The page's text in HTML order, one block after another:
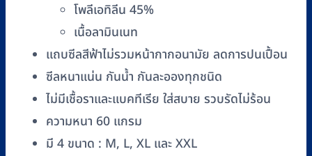
โพลีเอทิลีน 45%
เนื้อลามินเนท
แถบซีลสีฟ้าไม่รวมหน้ากากอนามัย ลดการปนเปื้อน
ซีลหนาแน่น กันน้ำ กันละอองทุกชนิด
ไม่มีเชื้อราและแบคทีเรีย ใส่สบาย รวบรัดไม่ร้อน
ความหนา 60 แกรม
มี 4 ขนาด : M, L, XL และ XXL